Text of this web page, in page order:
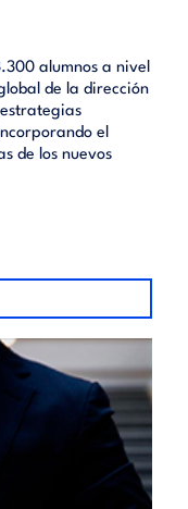
alumnos a nivel
de la dirección
el
de los nuevos